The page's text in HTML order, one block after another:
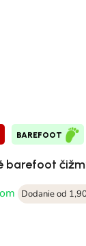
BAREFOOT
barefoot
Dodanie od